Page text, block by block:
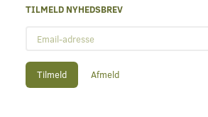
TILMELD NYHEDSBREV
adresse
Tilmeld Afmeld